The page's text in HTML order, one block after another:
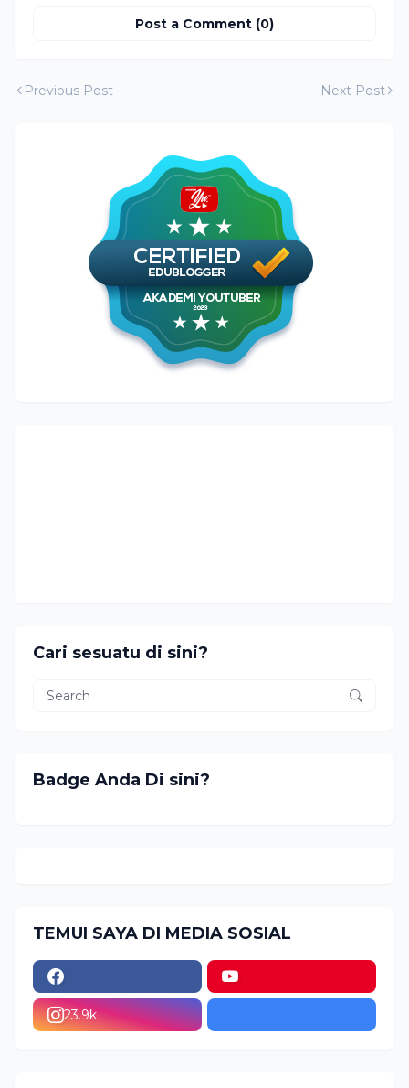
Post a Comment (0)
Previous Post Next Post
Cari sesuatu di sini?
Badge Anda Di sini?
TEMUI SAYA DI MEDIA SOSIAL
23.9k